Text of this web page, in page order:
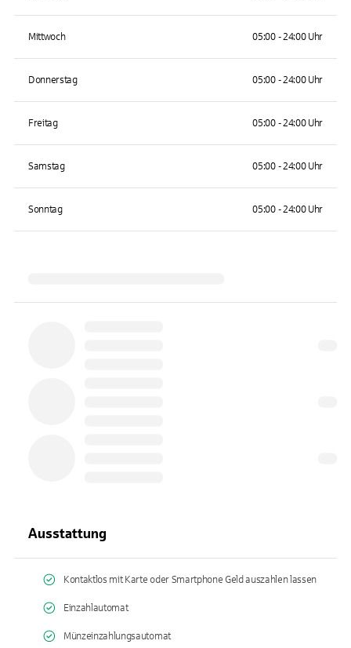
Mittwoch 05:00 - 24:00 Uhr
Donnerstag 05:00 - 24:00 Uhr
Freitag 05:00 - 24:00 Uhr
Samstag 05:00 - 24:00 Uhr
Sonntag 05:00 - 24:00 Uhr
Ausstattung
Kontaktlos mit Karte oder Smartphone Geld auszahlen lassen
Einzahlautomat
Münzeinzahlungsautomat